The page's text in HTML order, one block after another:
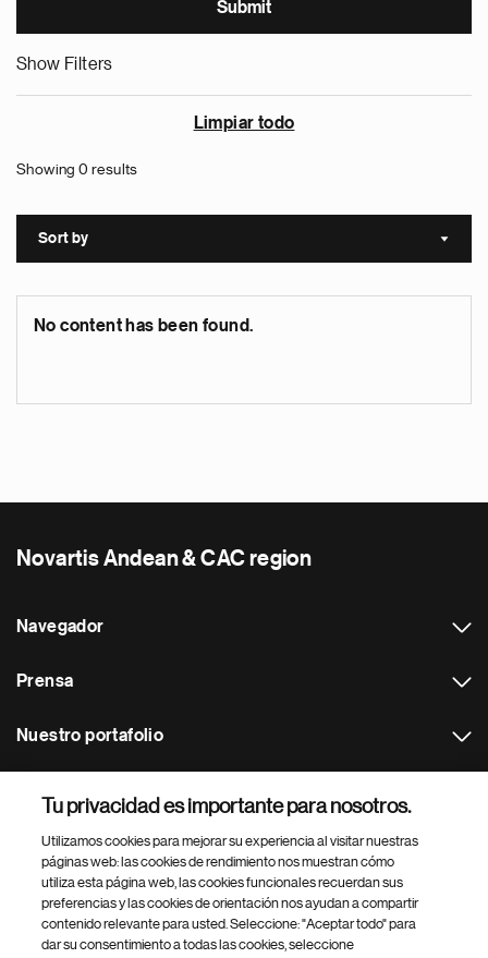
Show Filters
Limpiar todo
Showing 0 results
Sort by Sort
No content has been found.
Novartis Andean & CAC region
Navegador
Prensa
Nuestro portafolio
Footer Site Search
Tu privacidad es importante para nosotros.
Utilizamos cookies para mejorar su experiencia al visitar nuestras
páginas web: las cookies de rendimiento nos muestran cómo
utiliza esta página web, las cookies funcionales recuerdan sus
preferencias y las cookies de orientación nos ayudan a compartir
contenido relevante para usted. Seleccione: "Aceptar todo" para
dar su consentimiento a todas las cookies, seleccione